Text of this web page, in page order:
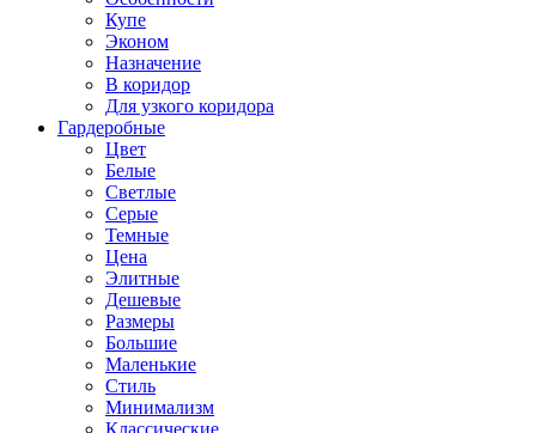
Купе
Эконом
Назначение
В коридор
Для узкого коридора
Гардеробные
Цвет
Белые
Светлые
Серые
Темные
Цена
Элитные
Дешевые
Размеры
Большие
Маленькие
Стиль
Минимализм
Классические